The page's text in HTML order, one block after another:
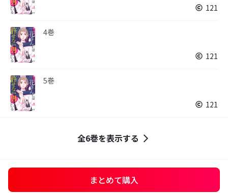
121
4巻
121
5巻
121
全6巻を表示する
まとめて購入